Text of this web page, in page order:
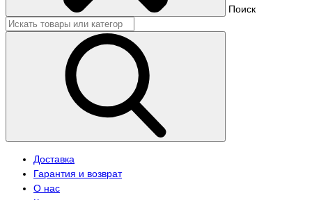
Поиск
Доставка
Гарантия и возврат
О нас